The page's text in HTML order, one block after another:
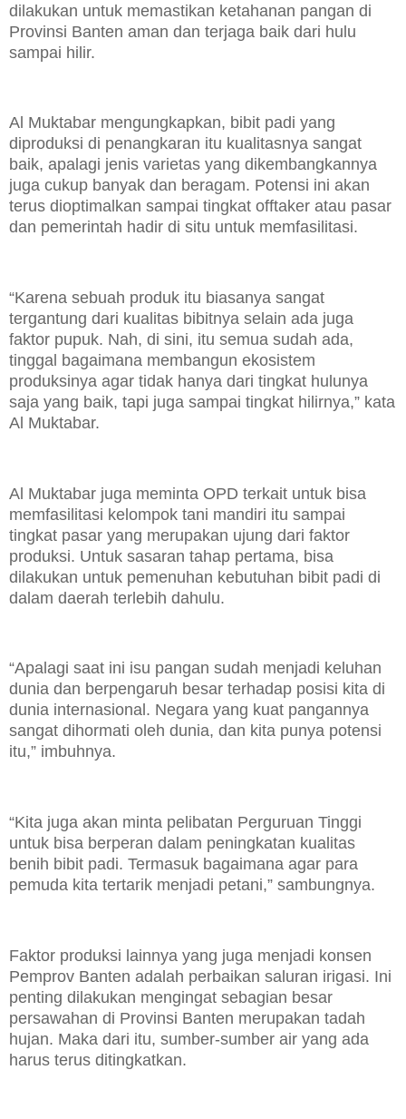
dilakukan untuk memastikan ketahanan pangan di
Provinsi Banten aman dan terjaga baik dari hulu
sampai hilir.
Al Muktabar mengungkapkan, bibit padi yang
diproduksi di penangkaran itu kualitasnya sangat
baik, apalagi jenis varietas yang dikembangkannya
juga cukup banyak dan beragam. Potensi ini akan
terus dioptimalkan sampai tingkat offtaker atau pasar
dan pemerintah hadir di situ untuk memfasilitasi.
“Karena sebuah produk itu biasanya sangat
tergantung dari kualitas bibitnya selain ada juga
faktor pupuk. Nah, di sini, itu semua sudah ada,
tinggal bagaimana membangun ekosistem
produksinya agar tidak hanya dari tingkat hulunya
saja yang baik, tapi juga sampai tingkat hilirnya,” kata
Al Muktabar.
Al Muktabar juga meminta OPD terkait untuk bisa
memfasilitasi kelompok tani mandiri itu sampai
tingkat pasar yang merupakan ujung dari faktor
produksi. Untuk sasaran tahap pertama, bisa
dilakukan untuk pemenuhan kebutuhan bibit padi di
dalam daerah terlebih dahulu.
“Apalagi saat ini isu pangan sudah menjadi keluhan
dunia dan berpengaruh besar terhadap posisi kita di
dunia internasional. Negara yang kuat pangannya
sangat dihormati oleh dunia, dan kita punya potensi
itu,” imbuhnya.
“Kita juga akan minta pelibatan Perguruan Tinggi
untuk bisa berperan dalam peningkatan kualitas
benih bibit padi. Termasuk bagaimana agar para
pemuda kita tertarik menjadi petani,” sambungnya.
Faktor produksi lainnya yang juga menjadi konsen
Pemprov Banten adalah perbaikan saluran irigasi. Ini
penting dilakukan mengingat sebagian besar
persawahan di Provinsi Banten merupakan tadah
hujan. Maka dari itu, sumber-sumber air yang ada
harus terus ditingkatkan.